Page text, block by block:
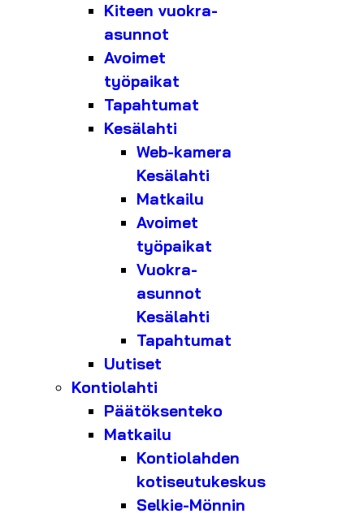
Kiteen vuokra-
asunnot
Avoimet
työpaikat
Tapahtumat
Kesälahti
Web-kamera
Kesälahti
Matkailu
Avoimet
työpaikat
Vuokra-
asunnot
Kesälahti
Tapahtumat
Uutiset
Kontiolahti
Päätöksenteko
Matkailu
Kontiolahden
kotiseutukeskus
Selkie-Mönnin